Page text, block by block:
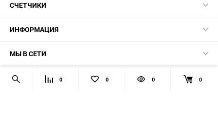
СЧЕТЧИКИ
ИНФОРМАЦИЯ
МЫ В СЕТИ
КОНТАКТЫ 0 0 0 0